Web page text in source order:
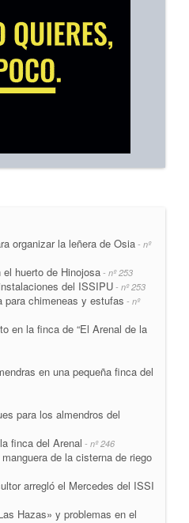
organizar la leñera de Osia - nº
huerto de Hinojosa - nº 253
del ISSIPU- nº 253
para chimeneas y estufas - nº
en la finca de “El Arenal de la
en una pequeña finca del
para los almendros del
finca del Arenal - nº 246
de la cisterna de riego
arregló el Mercedes del ISSI
Hazas» y problemas en el